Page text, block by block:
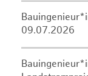
09.07.2026